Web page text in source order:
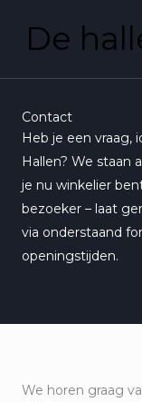
inhoud
De
Contact
Heb je een vraag,
Hallen? We staan
je nu winkelier
bezoeker – laat
via onderstaand
openingstijden.
We horen graag